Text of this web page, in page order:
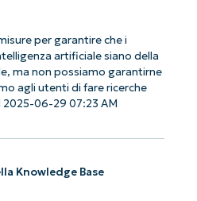
per garantire che i
artificiale siano della
ma non possiamo garantirne
agli utenti di fare ricerche
06-29 07:23 AM
Knowledge Base
KB guidate